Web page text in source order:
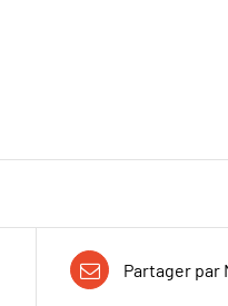
Partager par